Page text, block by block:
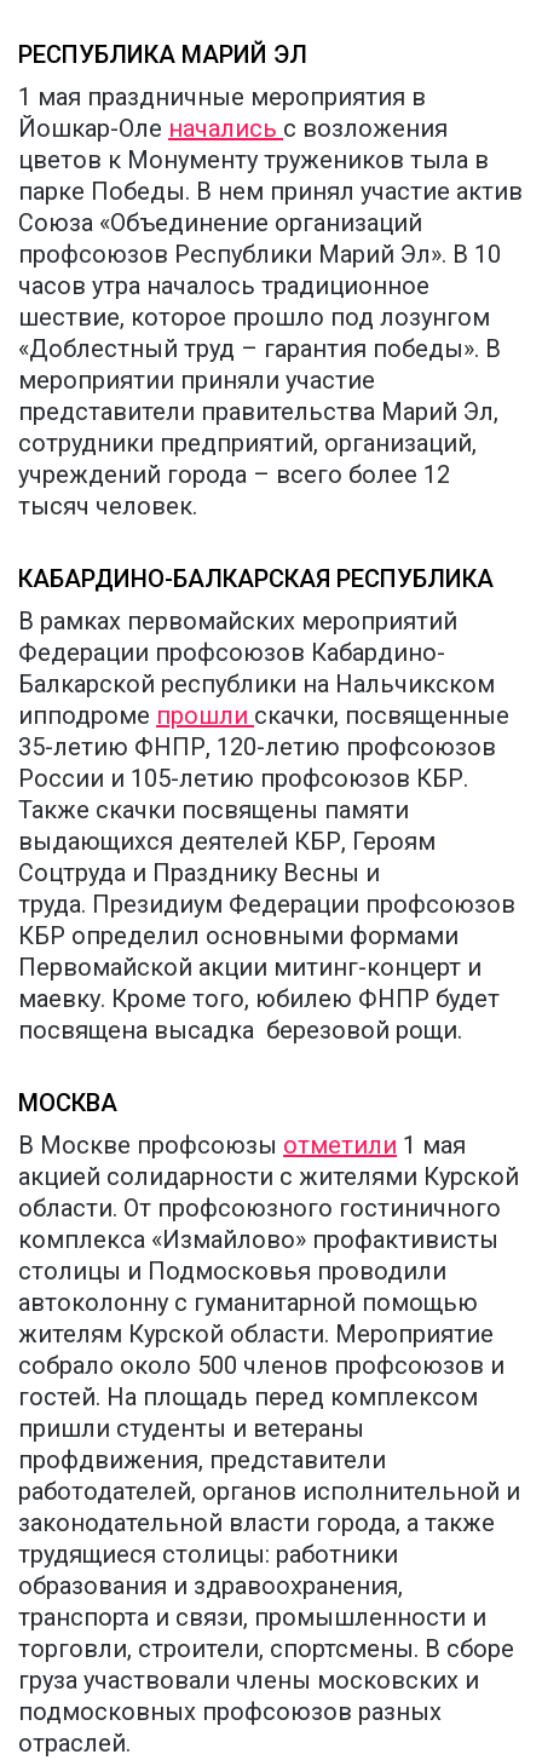
РЕСПУБЛИКА МАРИЙ ЭЛ
1 мая праздничные мероприятия в
Йошкар-Оле начались с возложения
цветов к Монументу тружеников тыла в
парке Победы. В нем принял участие актив
Союза «Объединение организаций
профсоюзов Республики Марий Эл». В 10
часов утра началось традиционное
шествие, которое прошло под лозунгом
«Доблестный труд – гарантия победы». В
мероприятии приняли участие
представители правительства Марий Эл,
сотрудники предприятий, организаций,
учреждений города – всего более 12
тысяч человек.
КАБАРДИНО-БАЛКАРСКАЯ РЕСПУБЛИКА
В рамках первомайских мероприятий
Федерации профсоюзов Кабардино-
Балкарской республики на Нальчикском
ипподроме прошли скачки, посвященные
35-летию ФНПР, 120-летию профсоюзов
России и 105-летию профсоюзов КБР.
Также скачки посвящены памяти
выдающихся деятелей КБР, Героям
Соцтруда и Празднику Весны и
труда. Президиум Федерации профсоюзов
КБР определил основными формами
Первомайской акции митинг-концерт и
маевку. Кроме того, юбилею ФНПР будет
посвящена высадка березовой рощи.
МОСКВА
В Москве профсоюзы отметили 1 мая
акцией солидарности с жителями Курской
области. От профсоюзного гостиничного
комплекса «Измайлово» профактивисты
столицы и Подмосковья проводили
автоколонну с гуманитарной помощью
жителям Курской области. Мероприятие
собрало около 500 членов профсоюзов и
гостей. На площадь перед комплексом
пришли студенты и ветераны
профдвижения, представители
работодателей, органов исполнительной и
законодательной власти города, а также
трудящиеся столицы: работники
образования и здравоохранения,
транспорта и связи, промышленности и
торговли, строители, спортсмены. В сборе
груза участвовали члены московских и
подмосковных профсоюзов разных
отраслей.